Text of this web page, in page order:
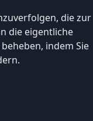
die zur
die eigentliche
indem Sie